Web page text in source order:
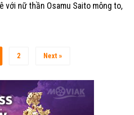
với nữ thần Osamu Saito mông to,
2 Next »